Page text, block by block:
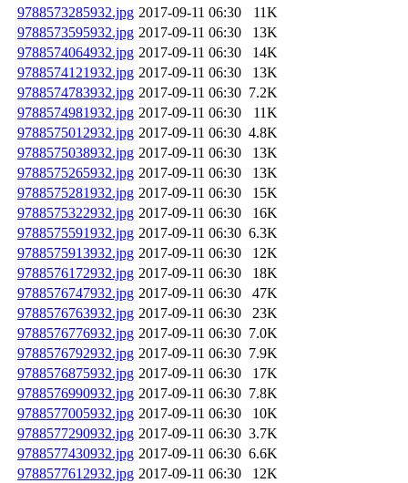
9788573285932.jpg 2017-09-11 06:30
11K
9788573595932.jpg 2017-09-11 06:30
13K
9788574064932.jpg 2017-09-11 06:30
14K
9788574121932.jpg 2017-09-11 06:30
13K
9788574783932.jpg 2017-09-11 06:30 7.2K
9788574981932.jpg 2017-09-11 06:30
11K
9788575012932.jpg 2017-09-11 06:30 4.8K
9788575038932.jpg 2017-09-11 06:30
13K
9788575265932.jpg 2017-09-11 06:30
13K
9788575281932.jpg 2017-09-11 06:30
15K
9788575322932.jpg 2017-09-11 06:30
16K
9788575591932.jpg 2017-09-11 06:30 6.3K
9788575913932.jpg 2017-09-11 06:30
12K
9788576172932.jpg 2017-09-11 06:30
18K
9788576747932.jpg 2017-09-11 06:30
47K
9788576763932.jpg 2017-09-11 06:30
23K
9788576776932.jpg 2017-09-11 06:30 7.0K
9788576792932.jpg 2017-09-11 06:30 7.9K
9788576875932.jpg 2017-09-11 06:30
17K
9788576990932.jpg 2017-09-11 06:30 7.8K
9788577005932.jpg 2017-09-11 06:30
10K
9788577290932.jpg 2017-09-11 06:30 3.7K
9788577430932.jpg 2017-09-11 06:30 6.6K
9788577612932.jpg 2017-09-11 06:30
12K